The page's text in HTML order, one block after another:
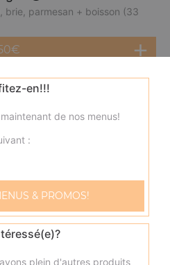
brie, parmesan + boisson (33
€
boisson (33 cl)
+ boisson (33 cl)
€
en!!!
de nos menus!
:
& PROMOS!
plein d'autres produits